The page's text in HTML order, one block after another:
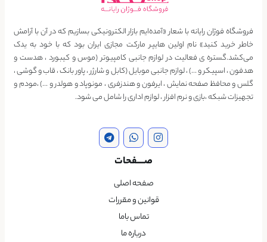
فروشگاه فوژان رایانه با شعار «آمده‌ایم بازار الکترونیکی بسازیم که در آن با آرامش
خاطر خرید کنید» نام اولین هایپر مارکت مجازی ایران بود که با خود به یدک
می‌کشد.گستره ی فعالیت در لوازم جانبی کامپیوتر (موس و کیبورد ، هدست و
هدفون ، اسپیکر و …) ، لوازم جانبی موبایل (کابل و شارژر ، پاور بانک ، قاب و گوشی ،
گلس و محافظ صفحه نمایش ، ایرفون و هندزفری ، مونوپاد و هولدر و …) ،مودم و
تجهیزات شبکه ،بازی و نرم افزار ، لوازم اداری را شامل می شود.
صــــفحات
صفحه اصلی
قوانین و مقررات
تماس باما
درباره ما